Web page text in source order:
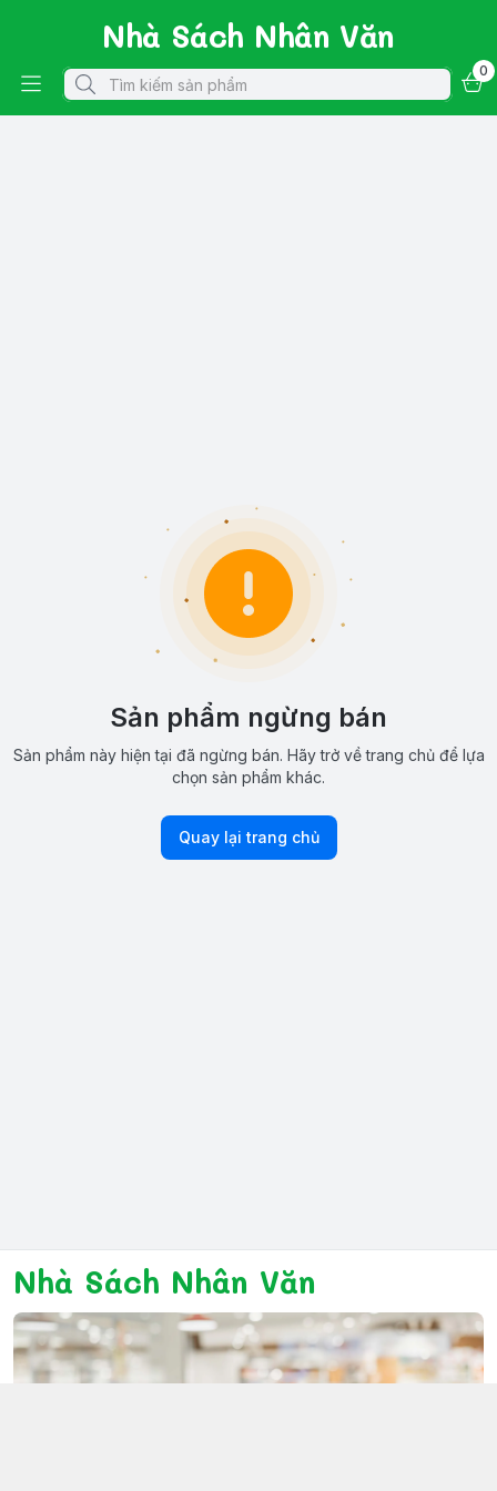
Nhà Sách Nhân Văn
0
Sản phẩm ngừng bán
Sản phẩm này hiện tại đã ngừng bán. Hãy trở về trang chủ để lựa
chọn sản phẩm khác.
Quay lại trang chủ
Nhà Sách Nhân Văn